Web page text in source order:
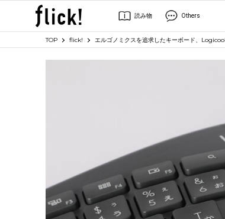
読み物 Others
TOP flick! エルゴノミクスを追求したキーボード、